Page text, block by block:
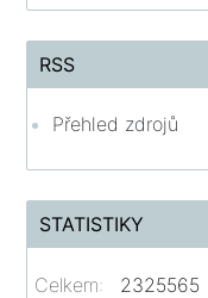
RSS
Přehled zdrojů
STATISTIKY
Celkem:
2325565